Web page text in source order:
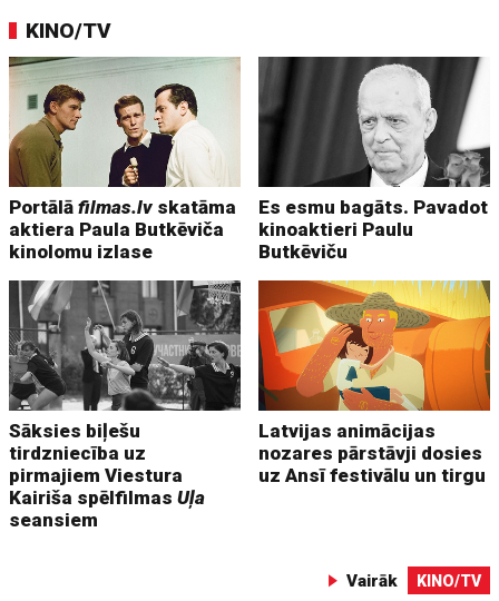
KINO/TV
Portālāfilmas.lv skatāma
aktiera Paula Butkēviča
kinolomu izlase
Es esmu bagāts. Pavadot
kinoaktieri Paulu
Butkēviču
Sāksies biļešu
tirdzniecība uz
pirmajiem Viestura
Kairiša spēlfilmasUļa
seansiem
Latvijas animācijas
nozares pārstāvji dosies
uz Ansī festivālu un tirgu
Vairāk KINO/TV